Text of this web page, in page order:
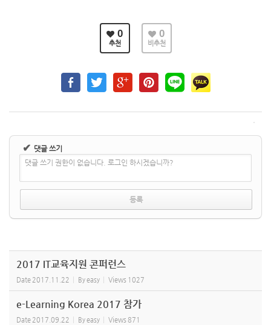
0
추천
0
비추천
✔ 댓글 쓰기
댓글 쓰기 권한이 없습니다. 로그인 하시겠습니까?
2017 IT교육지원 콘퍼런스
Date 2017.11.22 Byeasy Views 1027
e-Learning Korea 2017 참가
Date 2017.09.22 Byeasy Views 871